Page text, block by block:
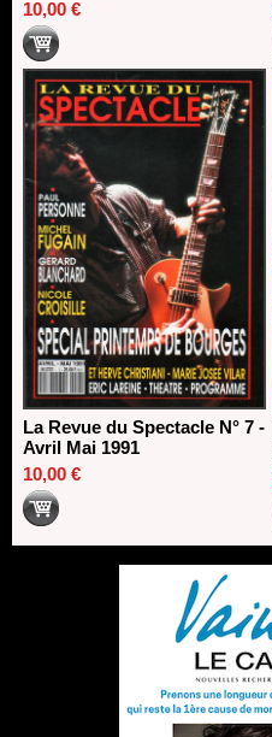
10,00 €
La Revue du Spectacle N° 7 -
Avril Mai 1991
10,00 €